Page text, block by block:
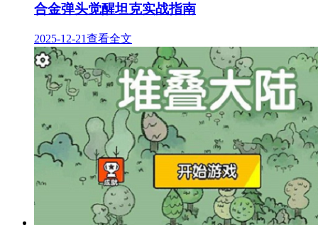
合金弹头觉醒坦克实战指南
2025-12-21查看全文